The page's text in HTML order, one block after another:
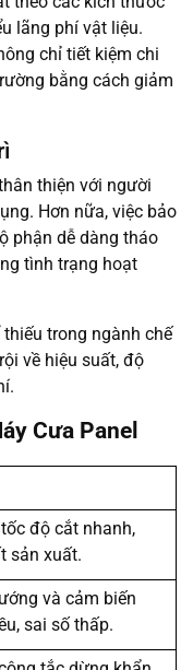
lãng phí vật liệu.
chỉ tiết kiệm chi
bằng cách giảm
thiện với người
Hơn nữa, việc bảo
phận dễ dàng tháo
tình trạng hoạt
trong ngành chế
về hiệu suất, độ
Cưa Panel
độ cắt nhanh,
sản xuất.
và cảm biến
sai số thấp.